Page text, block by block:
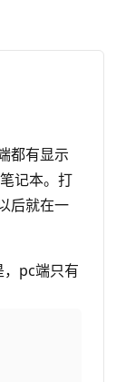
都有显示
记本。打
后就在一
pc端只有